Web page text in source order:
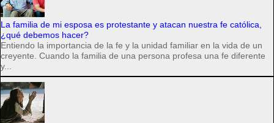
La familia de mi esposa es protestante y atacan nuestra fe católica,
¿qué debemos hacer?
Entiendo la importancia de la fe y la unidad familiar en la vida de un
creyente. Cuando la familia de una persona profesa una fe diferente
y...